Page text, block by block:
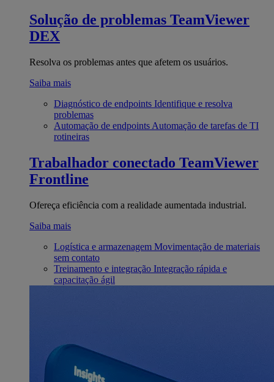
Solução de problemas TeamViewer
DEX
Resolva os problemas antes que afetem os usuários.
Saiba mais
Diagnóstico de endpoints Identifique e resolva
problemas
Automação de endpoints Automação de tarefas de TI
rotineiras
Trabalhador conectado TeamViewer
Frontline
Ofereça eficiência com a realidade aumentada industrial.
Saiba mais
Logística e armazenagem Movimentação de materiais
sem contato
Treinamento e integração Integração rápida e
capacitação ágil